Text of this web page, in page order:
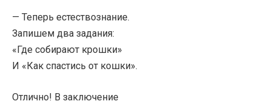
— Теперь естествознание.
Запишем два задания:
«Где собирают крошки»
И «Как спастись от кошки».
Отлично! В заключение